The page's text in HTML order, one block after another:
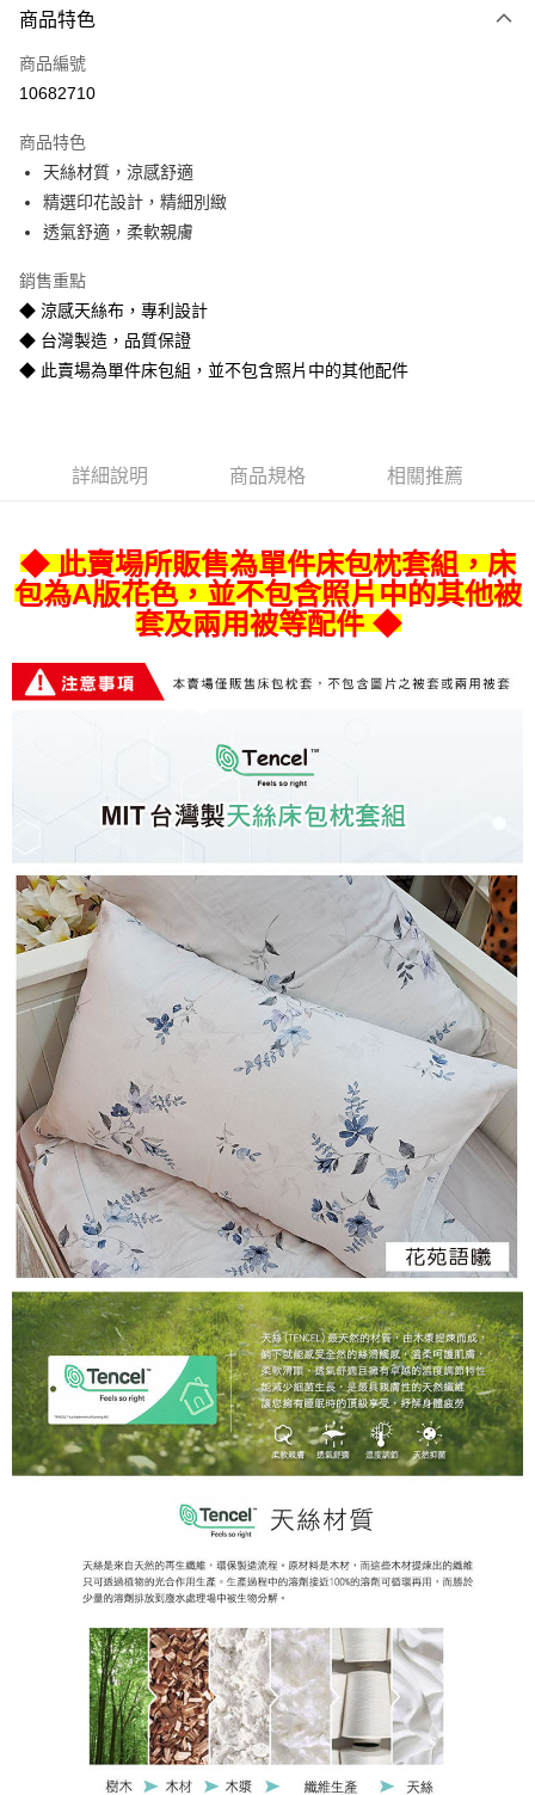
信用卡一次付款
LINE Pay
街口支付
悠遊付
全盈+PAY
AFTEE先享後付
相關說明
１．簡單：不需註冊會員、不需綁卡、不需儲值。
２．便利：只要手機號碼，簡訊認證，即可結帳。
【「AFTEE先享後付」結帳流程】
１．於結帳方式選擇「AFTEE先享後付」後，將跳轉至「AFTEE先享後付」
結帳頁面，進行簡訊認證並確認金額後，即可完成結帳。
２．訂單成立數日內，您將收到繳費通知簡訊。
３．收到繳費通知簡訊後14天內，點擊此簡訊中的連結，可透過四大超商／
※ 請注意：結帳手續完成當下不需立刻繳費，但若您需要取消訂單，請聯絡
購買商品的店家。未經商家同意取消之訂單仍視為有效，需透過AFTEE先享
※ 交易是否成功請以「AFTEE先享後付 」之結帳頁面顯示為準，若有關於
是否繳費成功／繳費後需取消欲退款等相關疑問，請聯繫「AFTEE先享後付
https://netprotections.freshdesk.com/support/home
【注意事項】
易，需依本服務之必要範圍內提供個人資料，並將交易相關給付款項請求債
權轉讓予恩沛科技股份有限公司。
２．關於個人資料處理事宜，請瀏覽以下網址：
https://aftee.tw/terms/#terms3
３．未成年的使用者請事先徵得法定代理人或監護人之同意方可使用
「AFTEE先享後付」，若未經同意申辦者引起之損失，本公司不負相關責
任。
４．使用「AFTEE先享後付」時，將依據個別帳號之用戶狀況，依本公司即
時審查核予不同之上限額度；若仍有額度不足之情形，本公司將視審查結果
請求用戶進行身份認證。
５．嚴禁一人註冊多個帳號或使用他人資訊註冊。若發現惡意使用之情形，
恩沛科技股份有限公司將有權停止該用戶之使用額度並採取法律行動。
運送方式
每筆NT$80
宅配-離島
商品特色
商品編號
10682710
商品特色
天絲材質，涼感舒適
精選印花設計，精細別緻
透氣舒適，柔軟親膚
銷售重點
◆ 涼感天絲布，專利設計
◆ 台灣製造，品質保證
◆ 此賣場為單件床包組，並不包含照片中的其他配件
詳細說明 商品規格 相關推薦
◆ 此賣場所販售為單件床包枕套組，床
包為A版花色，並不包含照片中的其他被
套及兩用被等配件 ◆